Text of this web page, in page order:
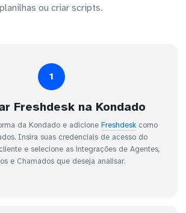
planilhas ou criar scripts.
1
Freshdesk na Kondado
da Kondado e adicione Freshdesk como
Insira suas credenciais de acesso do
e selecione as integrações de Agentes,
e Chamados que deseja analisar.